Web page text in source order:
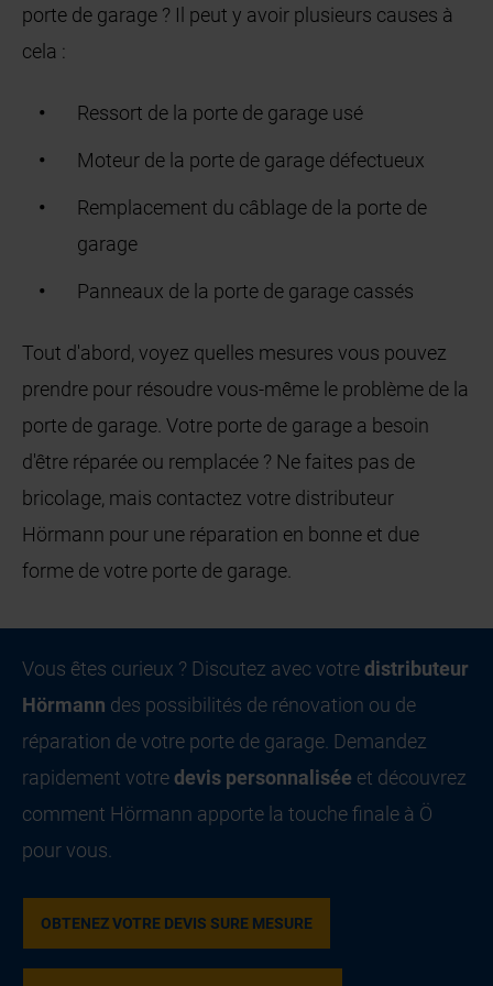
porte de garage ? Il peut y avoir plusieurs causes à
cela :
Ressort de la porte de garage usé
Moteur de la porte de garage défectueux
Remplacement du câblage de la porte de
garage
Panneaux de la porte de garage cassés
Tout d'abord, voyez quelles mesures vous pouvez
prendre pour résoudre vous-même le problème de la
porte de garage. Votre porte de garage a besoin
d'être réparée ou remplacée ? Ne faites pas de
bricolage, mais contactez votre distributeur
Hörmann pour une réparation en bonne et due
forme de votre porte de garage.
Vous êtes curieux ? Discutez avec votredistributeur
Hörmann des possibilités de rénovation ou de
réparation de votre porte de garage. Demandez
rapidement votredevis personnalisée et découvrez
comment Hörmann apporte la touche finale à Ö
pour vous.
OBTENEZ VOTRE DEVIS SURE MESURE